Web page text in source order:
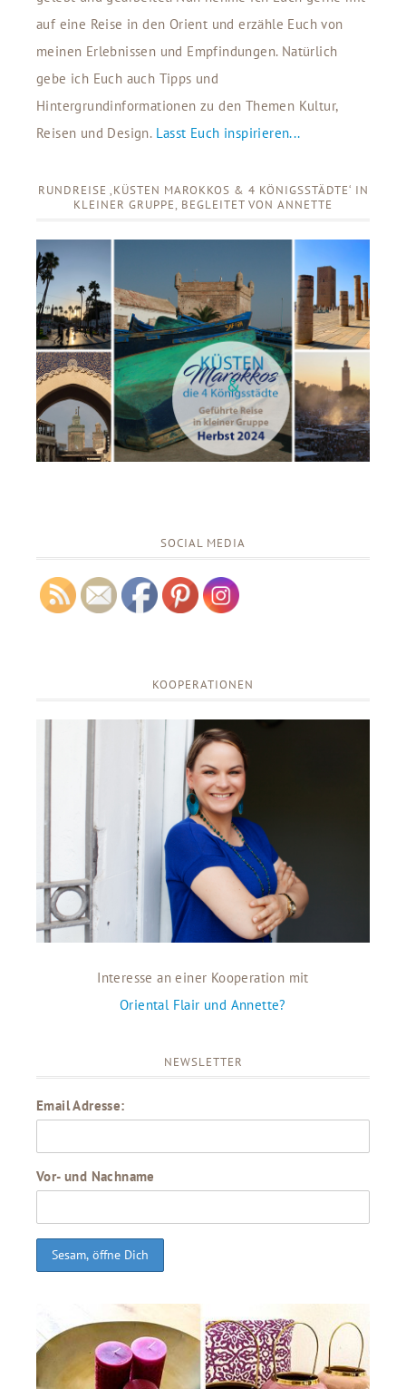
auf eine Reise in den Orient und erzähle Euch von
meinen Erlebnissen und Empfindungen. Natürlich
gebe ich Euch auch Tipps und
Hintergrundinformationen zu den Themen Kultur,
Reisen und Design. Lasst Euch inspirieren...
RUNDREISE ‚KÜSTEN MAROKKOS & 4 KÖNIGSSTÄDTE‘ IN
KLEINER GRUPPE, BEGLEITET VON ANNETTE
SOCIAL MEDIA
KOOPERATIONEN
Interesse an einer Kooperation mit
Oriental Flair und Annette?
NEWSLETTER
Email Adresse:
Vor- und Nachname